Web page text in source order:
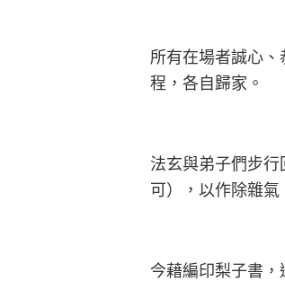
所有在場者誠心
程，各自歸家。
法玄與弟子們步
可），以作除雜氣
今藉編印梨子書，